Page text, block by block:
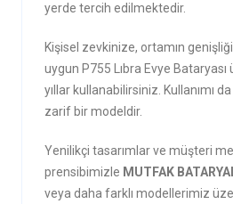
yerde tercih edilmektedir.
Kişisel zevkinize, ortamın
uygun P755 Lıbra Evye
yıllar kullanabilirsiniz. Kullanımı
zarif bir modeldir.
Yenilikçi tasarımlar ve müşteri
prensibimizle MUTFAK
veya daha farklı modellerimiz